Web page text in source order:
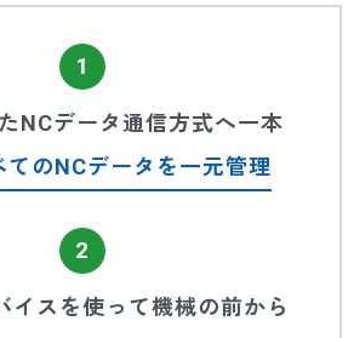
1
NCデータ通信方式へ一本
てのNCデータを一元管理
2
イスを使って機械の前から